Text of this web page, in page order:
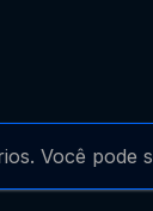
Você pode